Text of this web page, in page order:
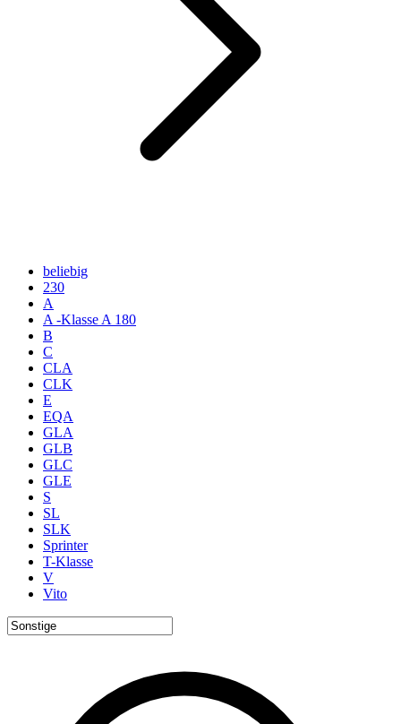
beliebig
230
A
A -Klasse A 180
B
C
CLA
CLK
E
EQA
GLA
GLB
GLC
GLE
S
SL
SLK
Sprinter
T-Klasse
V
Vito